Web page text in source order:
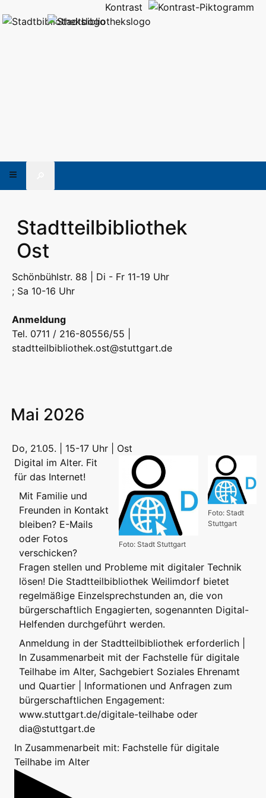
Kontrast
Stadtteilbibliothek
Ost
Schönbühlstr. 88 | Di - Fr 11-19 Uhr
; Sa 10-16 Uhr
Anmeldung
Tel. 0711 / 216-80556/55 |
stadtteilbibliothek.ost@stuttgart.de
Mai 2026
Do, 21.05. | 15-17 Uhr | Ost
Foto: Stadt
Stuttgart
Foto: Stadt Stuttgart
Digital im Alter. Fit
für das Internet!
Mit Familie und
Freunden in Kontakt
bleiben? E-Mails
oder Fotos
verschicken?
Fragen stellen und Probleme mit digitaler Technik
lösen! Die Stadtteilbibliothek Weilimdorf bietet
regelmäßige Einzelsprechstunden an, die von
bürgerschaftlich Engagierten, sogenannten Digital-
Helfenden durchgeführt werden.
Anmeldung in der Stadtteilbibliothek erforderlich |
In Zusammenarbeit mit der Fachstelle für digitale
Teilhabe im Alter, Sachgebiert Soziales Ehrenamt
und Quartier | Informationen und Anfragen zum
bürgerschaftlichen Engagement:
www.stuttgart.de/digitale-teilhabe oder
dia@stuttgart.de
In Zusammenarbeit mit: Fachstelle für digitale
Teilhabe im Alter